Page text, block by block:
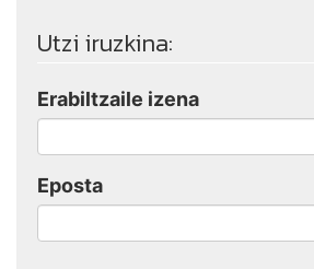
Utzi iruzkina:
Erabiltzaile izena
Eposta